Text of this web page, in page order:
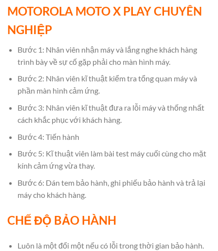
MOTOROLA MOTO X PLAY CHUYÊN
NGHIỆP
Bước 1: Nhân viên nhận máy và lắng nghe khách hàng
trình bày về sự cố gặp phải cho màn hình máy.
Bước 2: Nhân viên kĩ thuật kiểm tra tổng quan máy và
phần màn hình cảm ứng.
Bước 3: Nhân viên kĩ thuật đưa ra lỗi máy và thống nhất
cách khắc phục với khách hàng.
Bước 4: Tiến hành
Bước 5: Kĩ thuật viên làm bài test máy cuối cùng cho mặt
kính cảm ứng vừa thay.
Bước 6: Dán tem bảo hành, ghi phiếu bảo hành và trả lại
máy cho khách hàng.
CHẾ ĐỘ BẢO HÀNH
Luôn là một đổi một nếu có lỗi trong thời gian bảo hành.